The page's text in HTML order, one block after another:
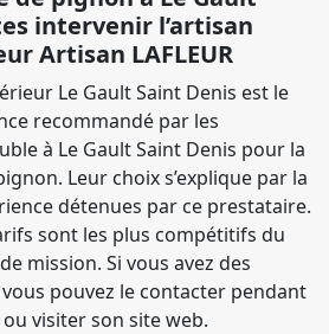
intervenir l’artisan
Artisan LAFLEUR
Le Gault Saint Denis est le
recommandé par les
à Le Gault Saint Denis pour la
Leur choix s’explique par la
détenues par ce prestataire.
sont les plus compétitifs du
mission. Si vous avez des
pouvez le contacter pendant
visiter son site web.